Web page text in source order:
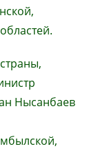
Нысанбаев